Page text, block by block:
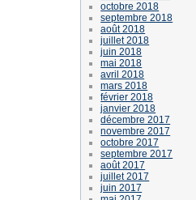
octobre 2018
septembre 2018
août 2018
juillet 2018
juin 2018
mai 2018
avril 2018
mars 2018
février 2018
janvier 2018
décembre 2017
novembre 2017
octobre 2017
septembre 2017
août 2017
juillet 2017
juin 2017